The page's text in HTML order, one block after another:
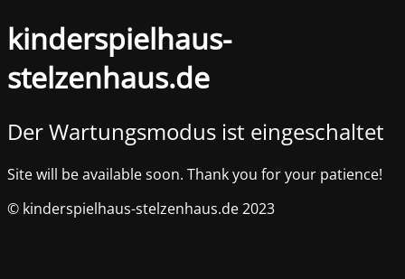
kinderspielhaus-
stelzenhaus.de
Der Wartungsmodus ist eingeschaltet
Site will be available soon. Thank you for your patience!
© kinderspielhaus-stelzenhaus.de 2023